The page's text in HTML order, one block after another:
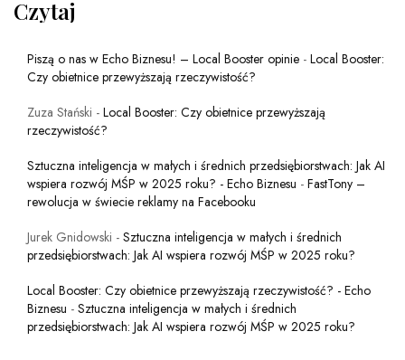
Czytaj
Piszą o nas w Echo Biznesu! – Local Booster opinie - Local Booster:
Czy obietnice przewyższają rzeczywistość?
Zuza Stański - Local Booster: Czy obietnice przewyższają
rzeczywistość?
Sztuczna inteligencja w małych i średnich przedsiębiorstwach: Jak AI
wspiera rozwój MŚP w 2025 roku? - Echo Biznesu - FastTony –
rewolucja w świecie reklamy na Facebooku
Jurek Gnidowski - Sztuczna inteligencja w małych i średnich
przedsiębiorstwach: Jak AI wspiera rozwój MŚP w 2025 roku?
Local Booster: Czy obietnice przewyższają rzeczywistość? - Echo
Biznesu - Sztuczna inteligencja w małych i średnich
przedsiębiorstwach: Jak AI wspiera rozwój MŚP w 2025 roku?